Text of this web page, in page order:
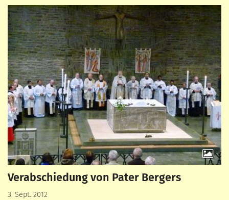
Verabschiedung von Pater Bergers
3. Sept. 2012